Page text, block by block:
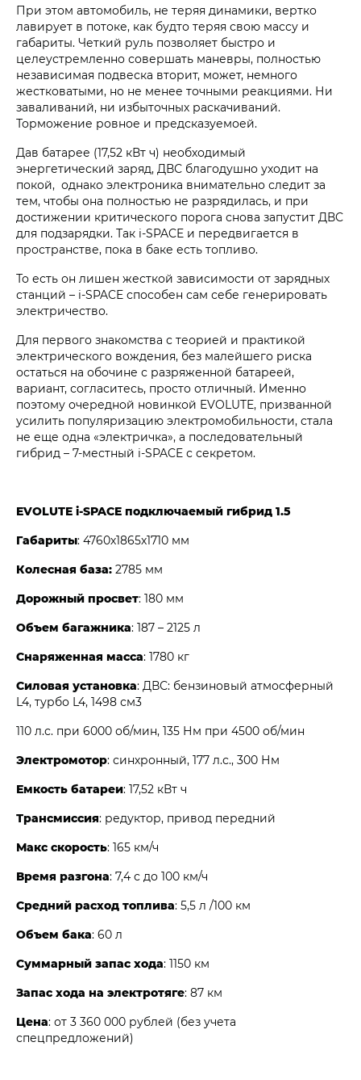
При этом автомобиль, не теряя динамики, вертко
лавирует в потоке, как будто теряя свою массу и
габариты. Четкий руль позволяет быстро и
целеустремленно совершать маневры, полностью
независимая подвеска вторит, может, немного
жестковатыми, но не менее точными реакциями. Ни
заваливаний, ни избыточных раскачиваний.
Торможение ровное и предсказуемоей.
Дав батарее (17,52 кВт ч) необходимый
энергетический заряд, ДВС благодушно уходит на
покой, однако электроника внимательно следит за
тем, чтобы она полностью не разрядилась, и при
достижении критического порога снова запустит ДВС
для подзарядки. Так i‑SPACE и передвигается в
пространстве, пока в баке есть топливо.
То есть он лишен жесткой зависимости от зарядных
станций – i‑SPACE способен сам себе генерировать
электричество.
Для первого знакомства с теорией и практикой
электрического вождения, без малейшего риска
остаться на обочине с разряженной батареей,
вариант, согласитесь, просто отличный. Именно
поэтому очередной новинкой EVOLUTE, призванной
усилить популяризацию электромобильности, стала
не еще одна «электричка», а последовательный
гибрид – 7-местный i‑SPACE с секретом.
EVOLUTE i‑SPACE подключаемый гибрид 1.5
Габариты: 4760х1865х1710 мм
Колесная база: 2785 мм
Дорожный просвет: 180 мм
Объем багажника: 187 – 2125 л
Снаряженная масса: 1780 кг
Силовая установка: ДВС: бензиновый атмосферный
L4, турбо L4, 1498 см3
110 л.с. при 6000 об/мин, 135 Нм при 4500 об/мин
Электромотор: синхронный, 177 л.с., 300 Нм
Емкость батареи: 17,52 кВт ч
Трансмиссия: редуктор, привод передний
Макс скорость: 165 км/ч
Время разгона: 7,4 с до 100 км/ч
Средний расход топлива: 5,5 л /100 км
Объем бака: 60 л
Суммарный запас хода: 1150 км
Запас хода на электротяге: 87 км
Цена: от 3 360 000 рублей (без учета
спецпредложений)